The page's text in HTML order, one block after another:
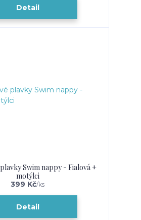
Detail
Swim nappy - Fialová +
motýlci
399 Kč/ks
Detail